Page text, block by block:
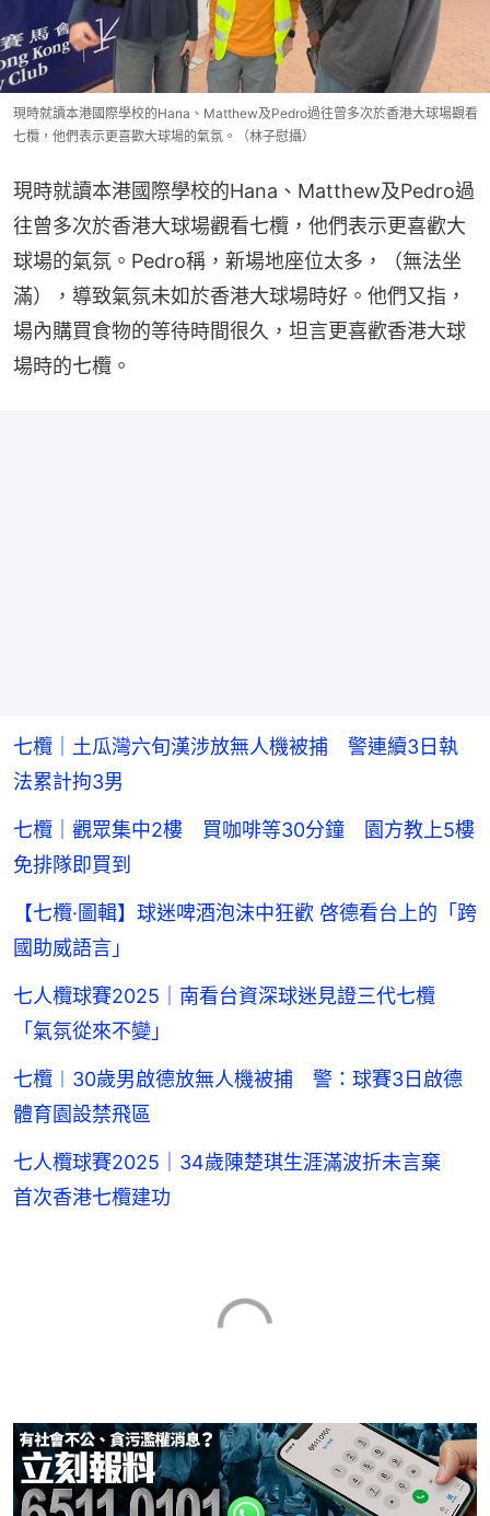
現時就讀本港國際學校的Hana、Matthew及Pedro過往曾多次於香港大球場觀看
七欖，他們表示更喜歡大球場的氣氛。（林子慰攝）
現時就讀本港國際學校的Hana、Matthew及Pedro過
往曾多次於香港大球場觀看七欖，他們表示更喜歡大
球場的氣氛。Pedro稱，新場地座位太多，（無法坐
滿），導致氣氛未如於香港大球場時好。他們又指，
場內購買食物的等待時間很久，坦言更喜歡香港大球
場時的七欖。
七欖｜土瓜灣六旬漢涉放無人機被捕 警連續3日執
法累計拘3男
七欖｜觀眾集中2樓 買咖啡等30分鐘 園方教上5樓
免排隊即買到
【七欖·圖輯】球迷啤酒泡沫中狂歡 啓德看台上的「跨
國助威語言」
七人欖球賽2025｜南看台資深球迷見證三代七欖
「氣氛從來不變」
七欖︱30歲男啟德放無人機被捕 警：球賽3日啟德
體育園設禁飛區
七人欖球賽2025｜34歲陳楚琪生涯滿波折未言棄
首次香港七欖建功